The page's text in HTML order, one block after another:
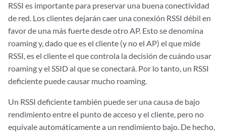
RSSI es importante para preservar una buena conectividad
de red. Los clientes dejarán caer una conexión RSSI débil en
favor de una más fuerte desde otro AP. Esto se denomina
roaming y, dado que es el cliente (y no el AP) el que mide
RSSI, es el cliente el que controla la decisión de cuándo usar
roaming y el SSID al que se conectará. Por lo tanto, un RSSI
deficiente puede causar mucho roaming.
Un RSSI deficiente también puede ser una causa de bajo
rendimiento entre el punto de acceso y el cliente, pero no
equivale automáticamente a un rendimiento bajo. De hecho,